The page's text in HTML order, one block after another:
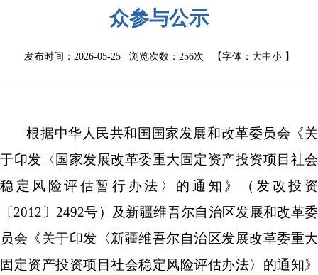
众参与公示
发布时间：2026-05-25 浏览次数： 256次 【字体： 大中小】
根据中华人民共和国 国家发展和改革委员会 《关
于印发〈国家发展改革委重大固定资产投资项目社会
稳定风险评估暂行办法〉的通知》（发改投资
〔 2012 〕 2492号） 及新疆维吾尔自治区发展和改革委
员会《关于印发〈新疆维吾尔自治区发展改革委重大
固定资产投资项目社会稳定风险评估办法〉的通知》